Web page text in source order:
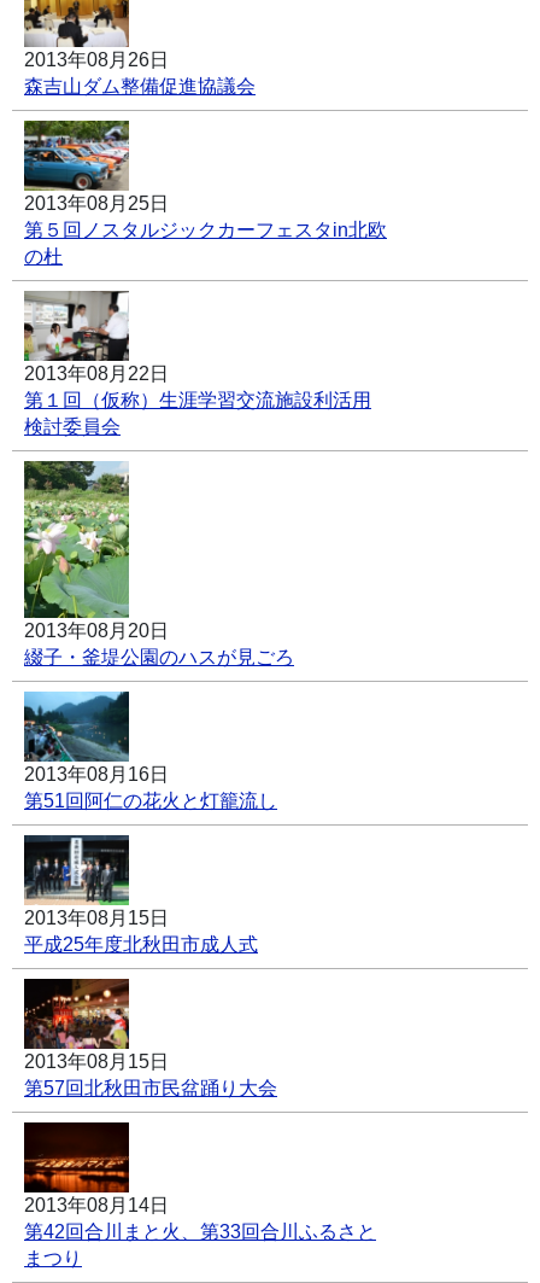
2013年08月26日
森吉山ダム整備促進協議会
2013年08月25日
第５回ノスタルジックカーフェスタin北欧
の杜
2013年08月22日
第１回（仮称）生涯学習交流施設利活用
検討委員会
2013年08月20日
綴子・釜堤公園のハスが見ごろ
2013年08月16日
第51回阿仁の花火と灯籠流し
2013年08月15日
平成25年度北秋田市成人式
2013年08月15日
第57回北秋田市民盆踊り大会
2013年08月14日
第42回合川まと火、第33回合川ふるさと
まつり